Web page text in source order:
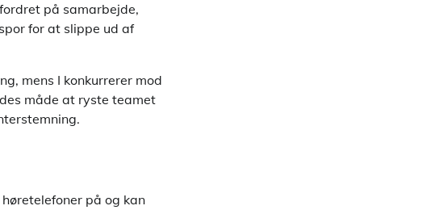
på samarbejde,
for at slippe ud af
mens I konkurrerer mod
måde at ryste teamet
på og kan